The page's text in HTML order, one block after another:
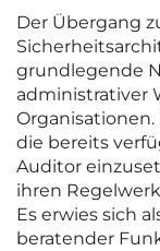
Der Übergang
grundlegende
administrativer
die bereits
Auditor
ihren
Es erwies sich
beratender